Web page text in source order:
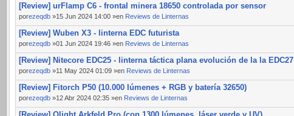
[Review] urFlamp C6 - frontal minera 18650 controlada por sensor
porezeqdb »15 Jun 2024 14:00 »en Reviews de Linternas
[Review] Wuben X3 - linterna EDC futurista
porezeqdb »01 Jun 2024 19:46 »en Reviews de Linternas
[Review] Nitecore EDC25 - linterna táctica plana evolución de la la EDC27
porezeqdb »11 May 2024 01:09 »en Reviews de Linternas
[Review] Fitorch P50 (10.000 lúmenes + RGB y batería 32650)
porezeqdb »12 Abr 2024 02:35 »en Reviews de Linternas
[Review] Olight Arkfeld Pro (con 1300 lúmenes, láser verde y UV)